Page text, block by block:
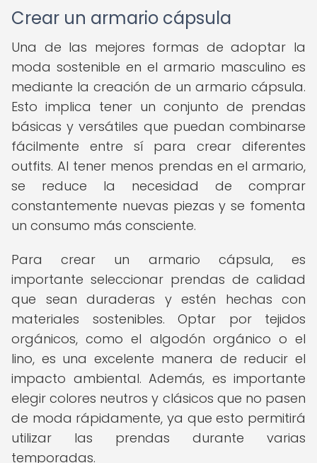
Crear un armario cápsula
Una de las mejores formas de adoptar la
moda sostenible en el armario masculino es
mediante la creación de un armario cápsula.
Esto implica tener un conjunto de prendas
básicas y versátiles que puedan combinarse
fácilmente entre sí para crear diferentes
outfits. Al tener menos prendas en el armario,
se reduce la necesidad de comprar
constantemente nuevas piezas y se fomenta
un consumo más consciente.
Para crear un armario cápsula, es
importante seleccionar prendas de calidad
que sean duraderas y estén hechas con
materiales sostenibles. Optar por tejidos
orgánicos, como el algodón orgánico o el
lino, es una excelente manera de reducir el
impacto ambiental. Además, es importante
elegir colores neutros y clásicos que no pasen
de moda rápidamente, ya que esto permitirá
utilizar las prendas durante varias
temporadas.